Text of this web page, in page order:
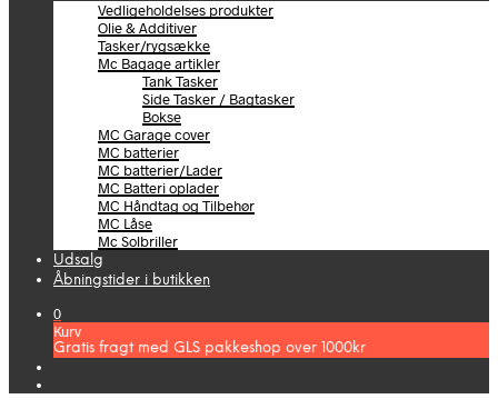
Vedligeholdelses produkter
Olie & Additiver
Tasker/rygsække
Mc Bagage artikler
Tank Tasker
Side Tasker / Bagtasker
Bokse
MC Garage cover
MC batterier
MC batterier/Lader
MC Batteri oplader
MC Håndtag og Tilbehør
MC Låse
Mc Solbriller
Udsalg
Åbningstider i butikken
0
Kurv
Gratis fragt med GLS pakkeshop over 1000kr